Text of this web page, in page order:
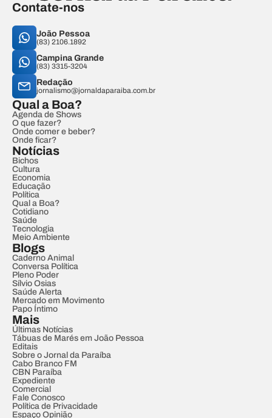
Contate-nos
João Pessoa
(83) 2106.1892
Campina Grande
(83) 3315-3204
Redação
jornalismo@jornaldaparaiba.com.br
Qual a Boa?
Agenda de Shows
O que fazer?
Onde comer e beber?
Onde ficar?
Notícias
Bichos
Cultura
Economia
Educação
Política
Qual a Boa?
Cotidiano
Saúde
Tecnologia
Meio Ambiente
Blogs
Caderno Animal
Conversa Política
Pleno Poder
Sílvio Osias
Saúde Alerta
Mercado em Movimento
Papo Íntimo
Mais
Últimas Notícias
Tábuas de Marés em João Pessoa
Editais
Sobre o Jornal da Paraíba
Cabo Branco FM
CBN Paraíba
Expediente
Comercial
Fale Conosco
Política de Privacidade
Espaço Opinião